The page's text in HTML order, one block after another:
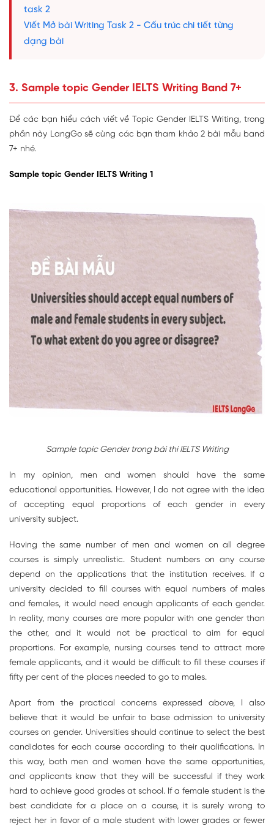
task 2
Viết Mở bài Writing Task 2 - Cấu trúc chi tiết từng
dạng bài
3. Sample topic Gender IELTS Writing Band 7+
Để các bạn hiểu cách viết về Topic Gender IELTS Writing, trong
phần này LangGo sẽ cùng các bạn tham khảo 2 bài mẫu band
7+ nhé.
Sample topic Gender IELTS Writing 1
Sample topic Gender trong bài thi IELTS Writing
In my opinion, men and women should have the same
educational opportunities. However, I do not agree with the idea
of accepting equal proportions of each gender in every
university subject.
Having the same number of men and women on all degree
courses is simply unrealistic. Student numbers on any course
depend on the applications that the institution receives. If a
university decided to fill courses with equal numbers of males
and females, it would need enough applicants of each gender.
In reality, many courses are more popular with one gender than
the other, and it would not be practical to aim for equal
proportions. For example, nursing courses tend to attract more
female applicants, and it would be difficult to fill these courses if
fifty per cent of the places needed to go to males.
Apart from the practical concerns expressed above, I also
believe that it would be unfair to base admission to university
courses on gender. Universities should continue to select the best
candidates for each course according to their qualifications. In
this way, both men and women have the same opportunities,
and applicants know that they will be successful if they work
hard to achieve good grades at school. If a female student is the
best candidate for a place on a course, it is surely wrong to
reject her in favor of a male student with lower grades or fewer